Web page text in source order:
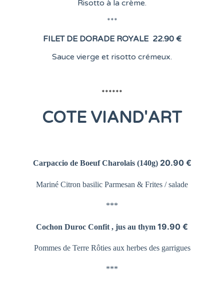
Risotto à la crème.
***
FILET DE DORADE ROYALE 22.90 €
Sauce vierge et risotto crémeux.
******
COTE VIAND'ART
Carpaccio de Boeuf Charolais (140g) 20.90 €
Mariné Citron basilic Parmesan & Frites / salade
***
Cochon Duroc Confit , jus au thym 19.90 €
Pommes de Terre Rôties aux herbes des garrigues
***